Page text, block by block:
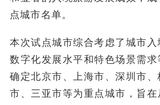
点城市名单。
本次试点城市综合考虑了城市入
数字化发展水平和特色场景需
确定北京市、上海市、深圳市
市、三亚市等为重点城市，旨